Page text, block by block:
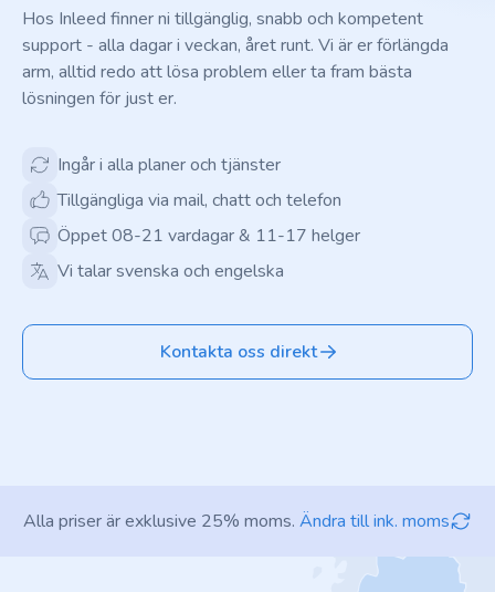
Hos Inleed finner ni tillgänglig, snabb och kompetent
support - alla dagar i veckan, året runt. Vi är er förlängda
arm, alltid redo att lösa problem eller ta fram bästa
lösningen för just er.
Ingår i alla planer och tjänster
Tillgängliga via mail, chatt och telefon
Öppet 08-21 vardagar & 11-17 helger
Vi talar svenska och engelska
Kontakta oss direkt
Alla priser är exklusive 25% moms. Ändra till ink. moms